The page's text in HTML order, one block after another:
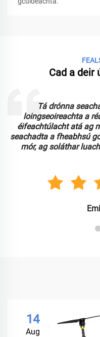
Cad a deir
Tá an drón FPV TYI
fheidhmíocht
Oiriúnach do
eisceachtúil ar fáil
14
Aug